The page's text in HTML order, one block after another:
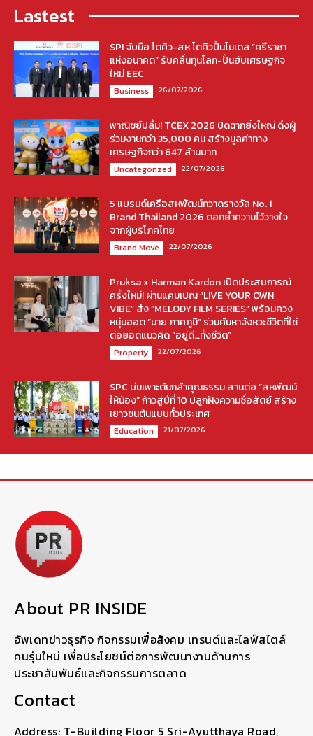
Lastest
SPI จับมือ โตคิว-สห โตคิวปั้นโมเดล “ศรีราชา
แห่งอนาคต” รับคลื่นทุนโลก-ปั้นฮับเศรษฐกิจ
ใหม่ EEC
Business 26/07/2026
พาณิชย์ปลื้ม! TCEX 2026 ปิดฉากยิ่งใหญ่ ดึงผู้
ร่วมงานกว่า 35,000 คน สร้างมูลค่าทาง
เศรษฐกิจกว่า 647 ล้านบาท
Uncategorized 22/07/2026
5 แบรนด์เครือสหพัฒน์กวาดรางวัล No. 1
Brand Thailand 2026 ตอกย้ำความไว้วางใจ
จากผู้บริโภคไทย
Brand Move 22/07/2026
Pruksa x Harman Kardon เปิดประสบการณ์
ครั้งใหม่! ผ่านแคมเปญ “LIVE YOUR OWN
VIBE” ส่ง “MELODY FILM SERIES” พร้อมควง
หนุ่มฮอต “มาย ภาคภูมิ” ร่วมค้นหาจังหวะชีวิตที่ใช่
ต่อยอดแนวคิด “อยู่ดี…ทั้งชีวิต”
Property 22/07/2026
SPC บ่มเพาะต้นกล้าคุณธรรม สานต่อ “สหพัฒน์
ให้น้อง” ก้าวสู่ปีที่ 10 ปลูกฝังความซื่อสัตย์ สร้าง
เยาวชนต้นแบบทั่วประเทศ
Education 21/07/2026
About PR INSIDE
อัพเดทข่าวธุรกิจ กิจกรรมเพื่อสังคม เทรนด์และไลฟ์สไตล์
คนรุ่นใหม่ เพื่อประโยชน์ต่อการพัฒนางานด้านการ
ประชาสัมพันธ์และกิจกรรมการตลาด
Contact
Address: T-Building Floor 5 Sri-Ayutthaya Road,